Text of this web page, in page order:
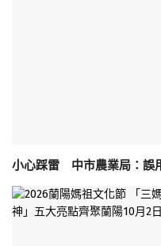
小心踩雷 中市農業局：誤